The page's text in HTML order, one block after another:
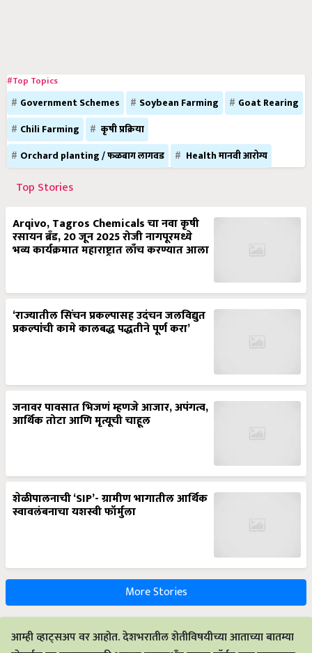
#Top Topics
Government Schemes Soybean Farming
Goat Rearing
Chili Farming
कृषी प्रक्रिया
Orchard planting / फळबाग लागवड
Health मानवी आरोग्य
Top Stories
Arqivo, Tagros Chemicals चा नवा कृषी
रसायन ब्रँड, 20 जून 2025 रोजी नागपूरमध्ये
भव्य कार्यक्रमात महाराष्ट्रात लाँच करण्यात आला
‘राज्यातील सिंचन प्रकल्पासह उदंचन जलविद्युत
प्रकल्पांची कामे कालबद्ध पद्धतीने पूर्ण करा’
जनावर पावसात भिजणं म्हणजे आजार, अपंगत्व,
आर्थिक तोटा आणि मृत्यूची चाहूल
शेळीपालनाची ‘SIP’- ग्रामीण भागातील आर्थिक
स्वावलंबनाचा यशस्वी फॉर्मुला
More Stories
आम्ही व्हाट्सअप वर आहोत. देशभरातील शेतीविषयीच्या आताच्या बातम्या